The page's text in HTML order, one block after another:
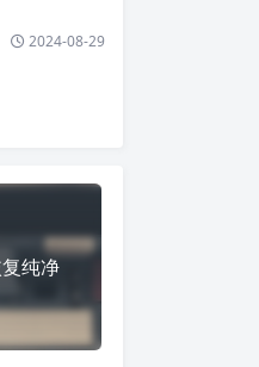
2024-08-29
纯净